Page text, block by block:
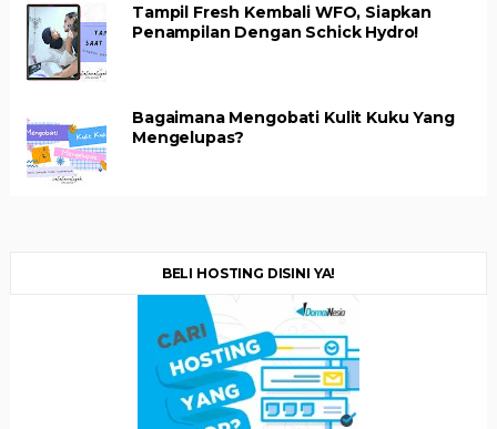
Tampil Fresh Kembali WFO, Siapkan
Penampilan Dengan Schick Hydro!
Bagaimana Mengobati Kulit Kuku Yang
Mengelupas?
BELI HOSTING DISINI YA!